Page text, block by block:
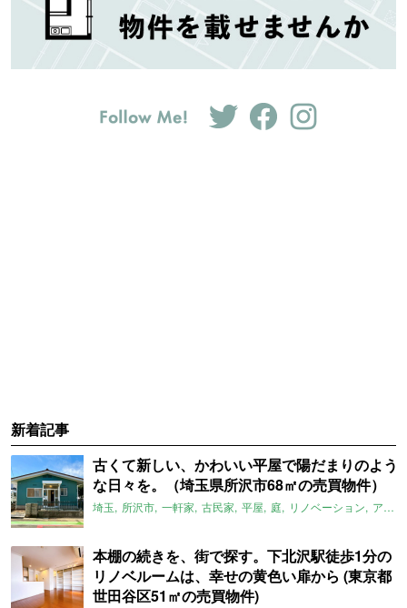
新着記事
古くて新しい、かわいい平屋で陽だまりのよう
な日々を。（埼玉県所沢市68㎡の売買物件）
埼玉 所沢市 一軒家 古民家 平屋 庭 リノベーション アメリカンハウス
本棚の続きを、街で探す。下北沢駅徒歩1分の
リノベルームは、幸せの黄色い扉から (東京都
世田谷区51㎡の売買物件)